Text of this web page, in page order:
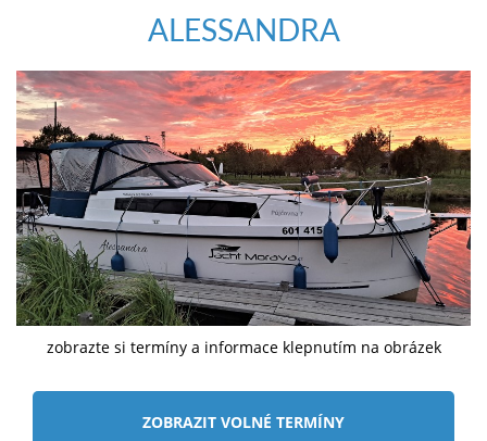
ALESSANDRA
zobrazte si termíny a informace klepnutím na obrázek
ZOBRAZIT VOLNÉ TERMÍNY